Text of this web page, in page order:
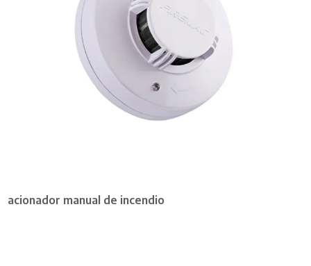
acionador manual de incendio